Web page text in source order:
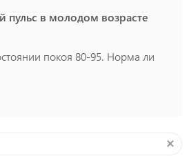
пульс в молодом возрасте
покоя 80-95. Норма ли